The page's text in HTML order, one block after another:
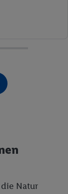
Natur